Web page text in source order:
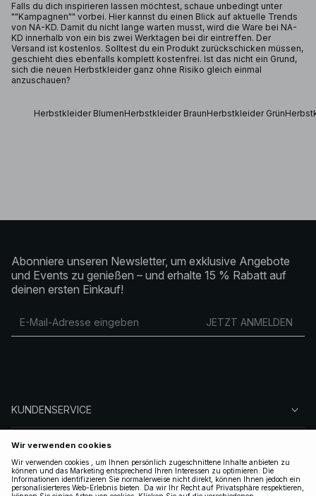
Falls du dich inspirieren lassen möchtest, schaue unbedingt unter
""Kampagnen"" vorbei. Hier kannst du einen Blick auf aktuelle Trends
von NA-KD. Damit du nicht lange warten musst, wird die Ware bei NA-
KD innerhalb von ein bis zwei Werktagen bei dir eintreffen. Der
Versand ist kostenlos. Solltest du ein Produkt zurückschicken müssen,
geschieht dies ebenfalls komplett kostenfrei. Ist das nicht ein Grund,
sich die neuen Herbstkleider ganz ohne Risiko gleich einmal
anzuschauen?
Herbstkleider BlumenHerbstkleider BraunHerbstkleider Grün
Abonniere unseren Newsletter, um exklusive Angebote
und Events zu genießen – und erhalte 15 % Rabatt auf
deinen ersten Einkauf!
JETZT ANMELDEN
KUNDENSERVICE
ÜBER NA-KD
FOLGEN SIE UNS